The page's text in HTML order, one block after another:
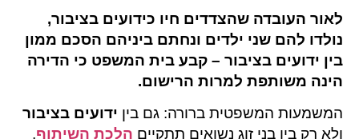
לאור העובדה שהצדדים חיו כידועים בציבור,
נולדו להם שני ילדים ונחתם ביניהם הסכם ממון
בין ידועים בציבור – קבע בית המשפט כי הדירה
הינה משותפת למרות הרישום.
המשמעות המשפטית ברורה: גם בין ידועים בציבור
ולא רק בין בני זוג נשואים תתקיים הלכת השיתוף,